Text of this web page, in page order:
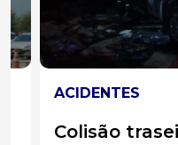
ACIDENTES
Colisão